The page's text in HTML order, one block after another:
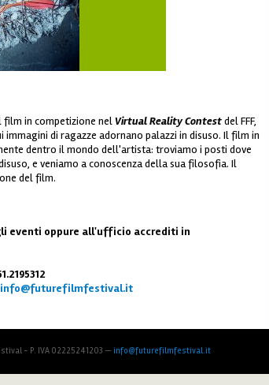
film in competizione nelVirtual Reality Contestdel FFF,
di ragazze adornano palazzi in disuso. Il film in
dentro il mondo dell'artista: troviamo i posti dove
e veniamo a conoscenza della sua filosofia. Il
del film.
eventi oppure all'ufficio accrediti in
info@futurefilmfestival.it
- P. IVA 02225241203 —info@futurefilmfestival.it